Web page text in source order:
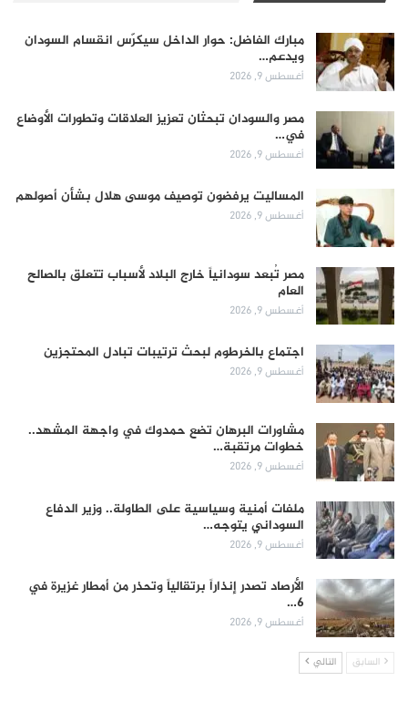
مبارك الفاضل: حوار الداخل سيكرّس انقسام السودان
ويدعم…
أغسطس 9, 2026
مصر والسودان تبحثان تعزيز العلاقات وتطورات الأوضاع
في…
أغسطس 9, 2026
المساليت يرفضون توصيف موسى هلال بشأن أصولهم
أغسطس 9, 2026
مصر تُبعد سودانياً خارج البلاد لأسباب تتعلق بالصالح
العام
أغسطس 9, 2026
اجتماع بالخرطوم لبحث ترتيبات تبادل المحتجزين
أغسطس 9, 2026
مشاورات البرهان تضع حمدوك في واجهة المشهد..
خطوات مرتقبة…
أغسطس 9, 2026
ملفات أمنية وسياسية على الطاولة.. وزير الدفاع
السوداني يتوجه…
أغسطس 9, 2026
الأرصاد تصدر إنذاراً برتقالياً وتحذر من أمطار غزيرة في
6…
أغسطس 9, 2026
السابق التالي